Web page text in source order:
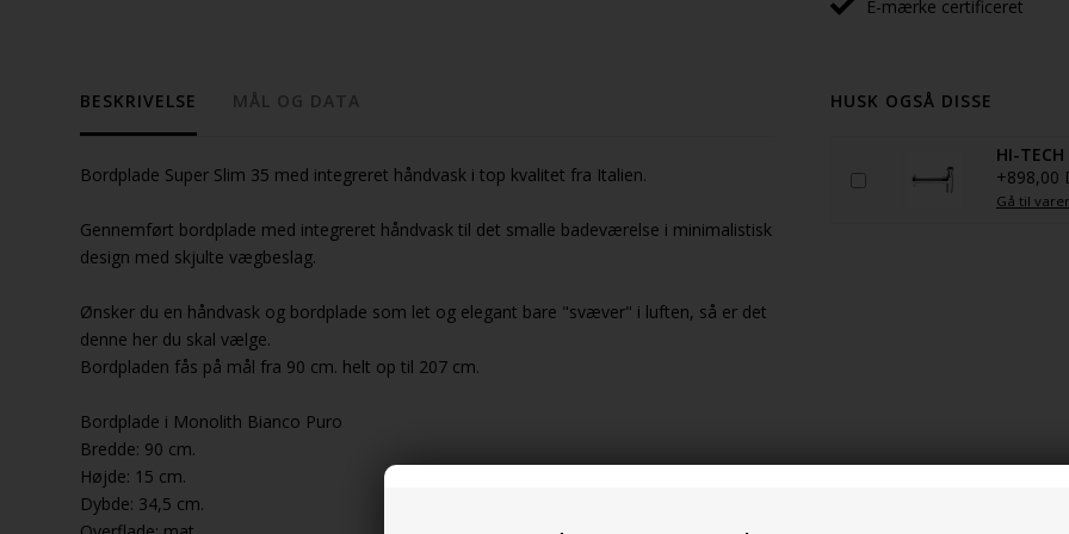
E-mærke certificeret
BESKRIVELSE MÅL OG DATA
Bordplade Super Slim 35 med integreret håndvask i top kvalitet fra Italien.
Gennemført bordplade med integreret håndvask til det smalle badeværelse i minimalistisk
design med skjulte vægbeslag.
Ønsker du en håndvask og bordplade som let og elegant bare "svæver" i luften, så er det
denne her du skal vælge.
Bordpladen fås på mål fra 90 cm. helt op til 207 cm.
Bordplade i Monolith Bianco Puro
Bredde: 90 cm.
Højde: 15 cm.
Dybde: 34,5 cm.
HUSK OGSÅ DISSE
HI-
+898,00
Gå til